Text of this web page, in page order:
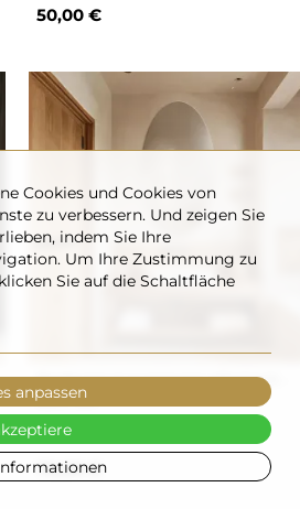
50,00 €
Badezimmerspiegel elliptisch -
ELIPSA
70,00 €
Cookies und Cookies von
zu verbessern. Und zeigen Sie
indem Sie Ihre
Um Ihre Zustimmung zu
Sie auf die Schaltfläche
anpassen